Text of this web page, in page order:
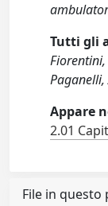
Tutti gli
Fiorentini,
Paganelli,
Appare
2.01
File in